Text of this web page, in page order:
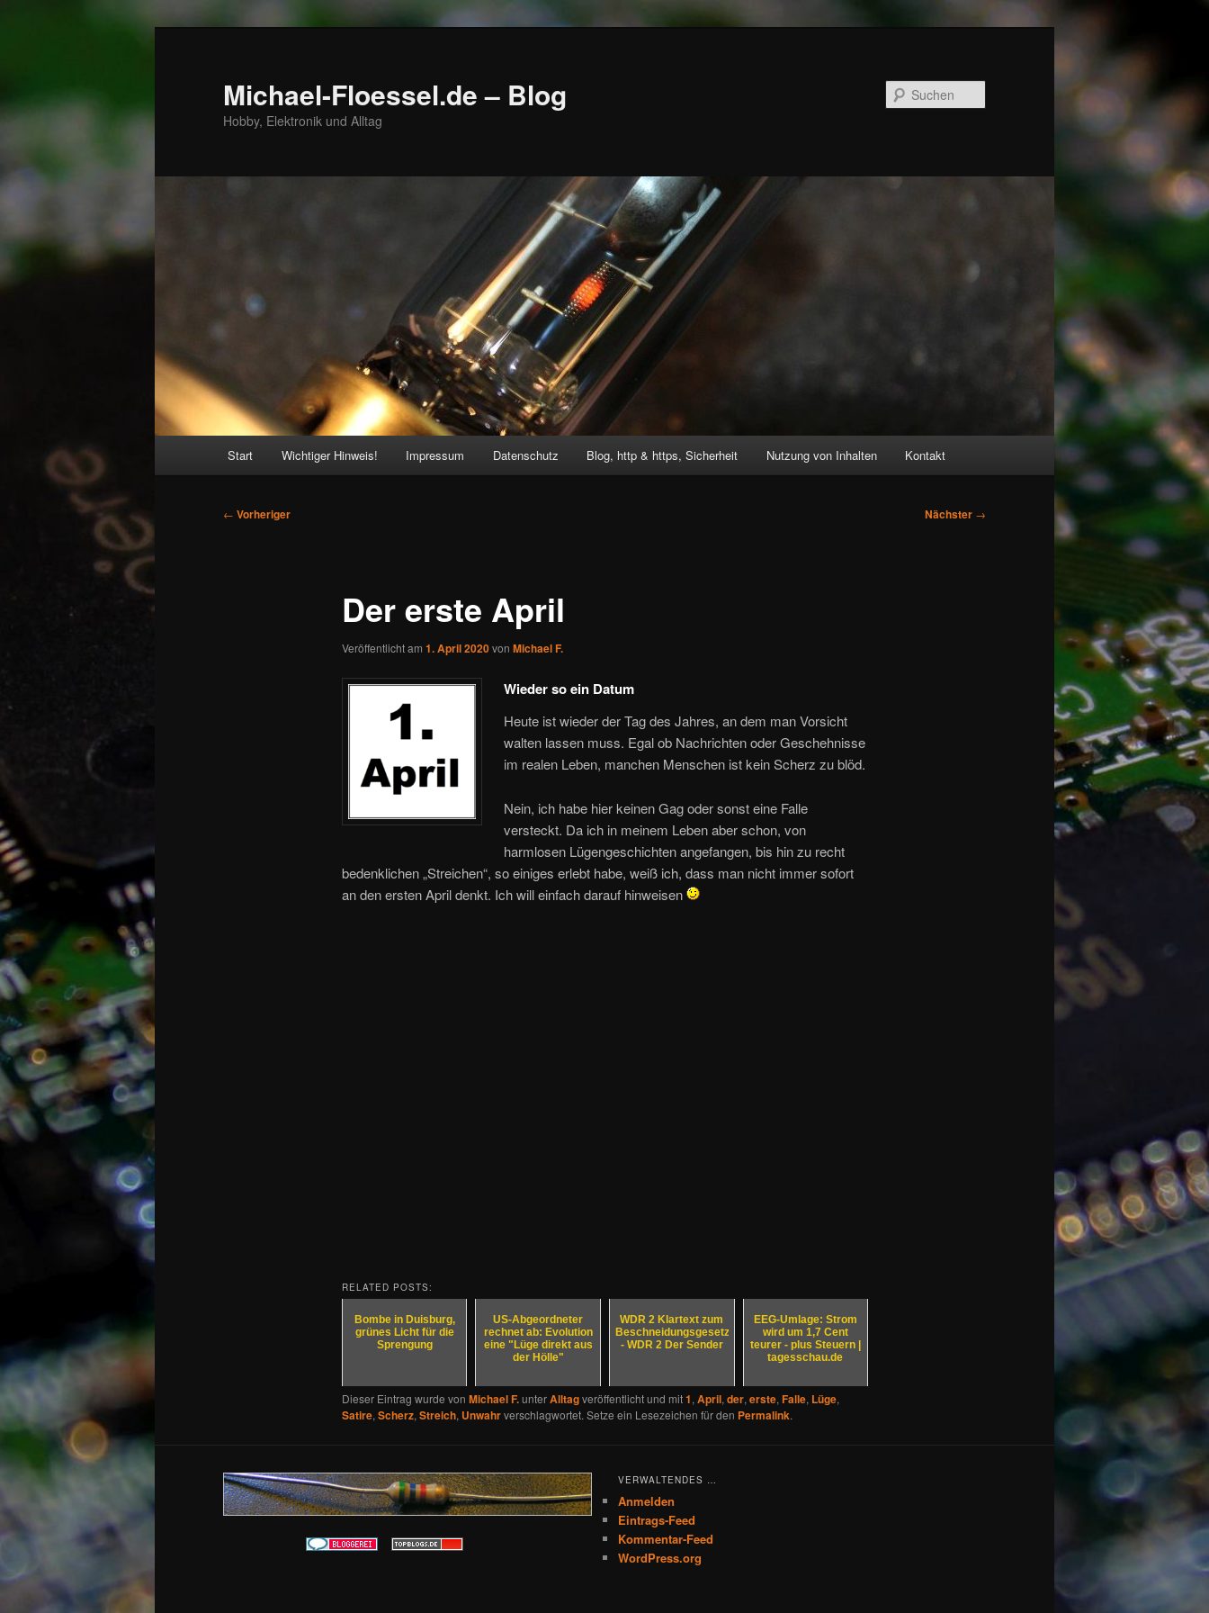
Michael-Floessel.de – Blog
Hobby, Elektronik und Alltag
Start Wichtiger Hinweis! Impressum Datenschutz Blog, http & https, Sicherheit Nutzung von Inhalten Kontakt
Beitragsnavigation
← Vorheriger Nächster →
Der erste April
Veröffentlicht am 1. April 2020von Michael F.
Wieder so ein Datum
Heute ist wieder der Tag des Jahres, an dem man Vorsicht
walten lassen muss. Egal ob Nachrichten oder Geschehnisse
im realen Leben, manchen Menschen ist kein Scherz zu blöd.
Nein, ich habe hier keinen Gag oder sonst eine Falle
versteckt. Da ich in meinem Leben aber schon, von
harmlosen Lügengeschichten angefangen, bis hin zu recht
bedenklichen „Streichen“, so einiges erlebt habe, weiß ich, dass man nicht immer sofort
an den ersten April denkt. Ich will einfach darauf hinweisen
RELATED POSTS:
Bombe in Duisburg,
grünes Licht für die
Sprengung
US-Abgeordneter
rechnet ab: Evolution
eine "Lüge direkt aus
der Hölle"
WDR 2 Klartext zum
Beschneidungsgesetz
- WDR 2 Der Sender
EEG-Umlage: Strom
wird um 1,7 Cent
teurer - plus Steuern |
tagesschau.de
Dieser Eintrag wurde von Michael F.unterAlltagveröffentlicht und mit1, April, der, erste, Falle, Lüge,
Satire, Scherz, Streich, Unwahrverschlagwortet. Setze ein Lesezeichen für den Permalink.
VERWALTENDES …
Anmelden
Eintrags-Feed
Kommentar-Feed
WordPress.org